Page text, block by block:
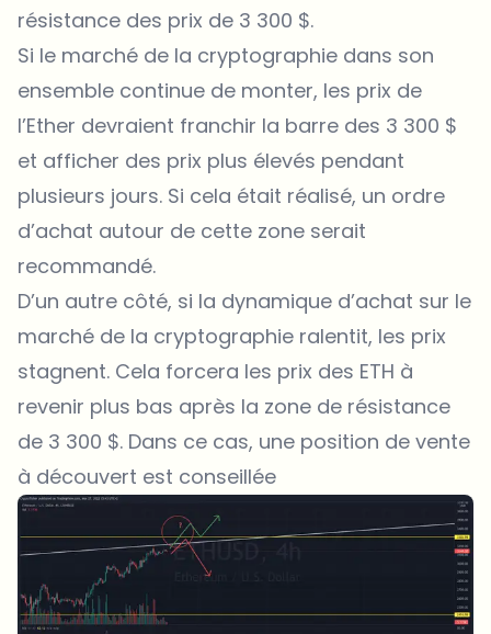
résistance des prix de 3 300 $.
Si le marché de la cryptographie dans son
ensemble continue de monter, les prix de
l’Ether devraient franchir la barre des 3 300 $
et afficher des prix plus élevés pendant
plusieurs jours. Si cela était réalisé, un ordre
d’achat autour de cette zone serait
recommandé.
D’un autre côté, si la dynamique d’achat sur le
marché de la cryptographie ralentit, les prix
stagnent. Cela forcera les prix des ETH à
revenir plus bas après la zone de résistance
de 3 300 $. Dans ce cas, une position de vente
à découvert est conseillée